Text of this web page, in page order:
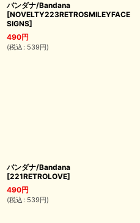
バンダナ/Bandana
[NOVELTY223RETROSMILEYFACE
SIGNS]
490円
(税込 : 539円)
バンダナ/Bandana
[221RETROLOVE]
490円
(税込 : 539円)